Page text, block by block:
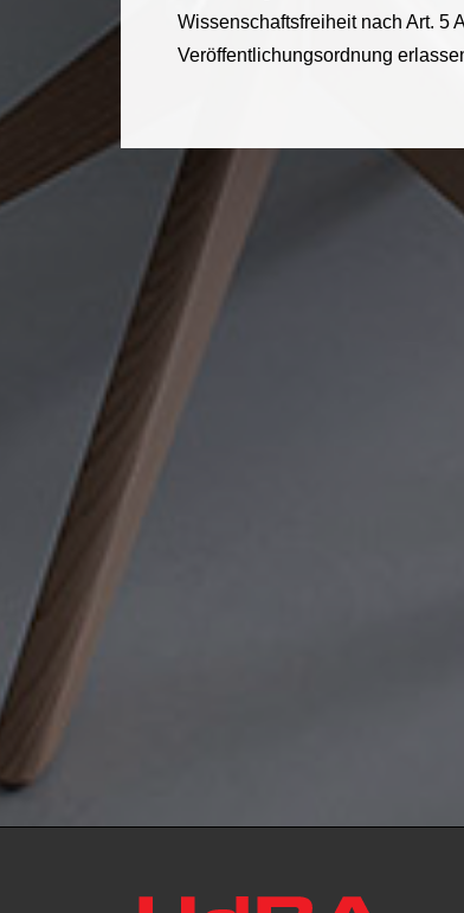
Wissenschaftsfreiheit nach Art. 5
Veröffentlichungsordnung